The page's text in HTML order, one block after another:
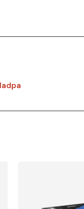
Iadpa